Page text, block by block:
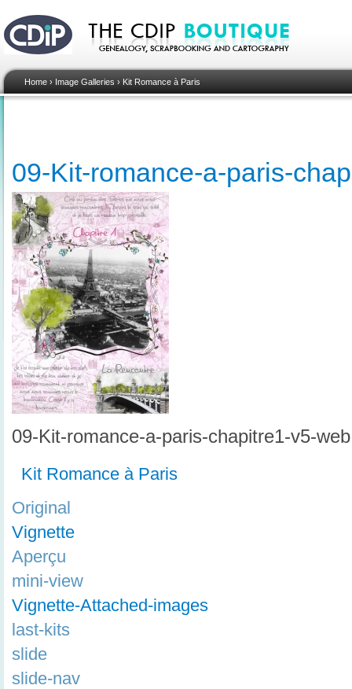
Home › Image Galleries › Kit Romance à Paris
09-Kit-romance-a-paris-
09-Kit-romance-a-paris-chapitre1-v5-web
Kit Romance à Paris
Original
Vignette
Aperçu
mini-view
Vignette-Attached-images
last-kits
slide
slide-nav